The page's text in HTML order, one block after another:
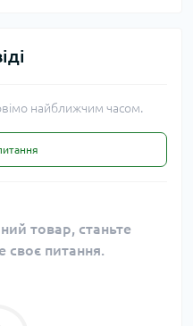
найближчим часом.
товар, станьте
своє питання.